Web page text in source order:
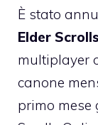
È stato
Elder
multiplayer
canone
primo mese